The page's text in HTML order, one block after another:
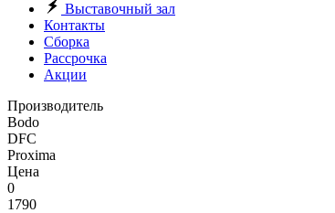
Выставочный зал
Контакты
Сборка
Рассрочка
Акции
Производитель
Bodo
DFC
Proxima
Цена
0
1790